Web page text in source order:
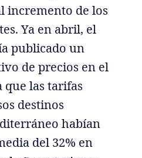
incremento de los
Ya en abril, el
publicado un
de precios en el
que las tarifas
destinos
habían
del 32% en